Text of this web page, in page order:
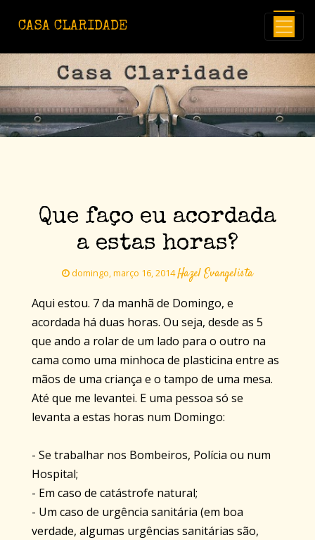
CASA CLARIDADE
Que faço eu acordada
a estas horas?
domingo, março 16, 2014Hazel Evangelista
Aqui estou. 7 da manhã de Domingo, e
acordada há duas horas. Ou seja, desde as 5
que ando a rolar de um lado para o outro na
cama como uma minhoca de plasticina entre as
mãos de uma criança e o tampo de uma mesa.
Até que me levantei. E uma pessoa só se
levanta a estas horas num Domingo:
- Se trabalhar nos Bombeiros, Polícia ou num
Hospital;
- Em caso de catástrofe natural;
- Um caso de urgência sanitária (em boa
verdade, algumas urgências sanitárias são,